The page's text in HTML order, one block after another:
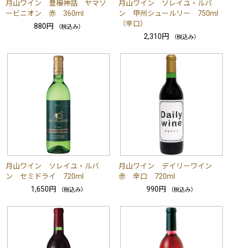
月山ワイン 豊穣神話 ヤマソ
ービニオン 赤 360ml
880円
（税込み）
月山ワイン ソレイユ・ルバ
ン 甲州シュールリー 750ml
（辛口）
2,310円
（税込み）
月山ワイン ソレイユ・ルバ
ン セミドライ 720ml
1,650円
（税込み）
月山ワイン デイリーワイン
赤 辛口 720ml
990円
（税込み）